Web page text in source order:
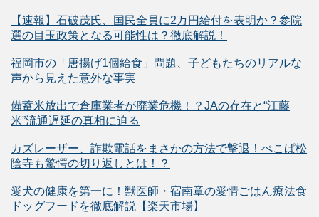
【速報】石破茂氏、国民全員に2万円給付を表明か？参院
選の目玉政策となる可能性は？徹底解説！
福岡市の「唐揚げ1個給食」問題、子どもたちのリアルな
声から見えた意外な事実
備蓄米放出で倉庫業者が廃業危機！？JAの存在と“江藤
米”流通遅延の真相に迫る
カズレーザー、詐欺電話をまさかの方法で撃退！ぺこぱ松
陰寺も驚愕の切り返しとは！？
愛犬の健康を第一に！獣医師・宿南章の愛情ごはん療法食
ドッグフードを徹底解説【楽天市場】